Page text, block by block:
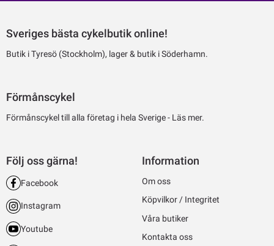
Sveriges bästa cykelbutik online!
Butik i Tyresö (Stockholm), lager & butik i Söderhamn.
Förmånscykel
Förmånscykel till alla företag i hela Sverige - Läs mer.
Följ oss gärna!
Facebook
Instagram
Youtube
Information
Om oss
Köpvilkor / Integritet
Våra butiker
Kontakta oss